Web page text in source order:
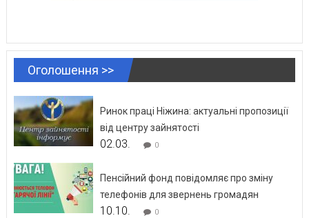
Оголошення >>
Ринок праці Ніжина: актуальні пропозиції
від центру зайнятості
02.03. 0
Пенсійний фонд повідомляє про зміну
телефонів для звернень громадян
10.10. 0